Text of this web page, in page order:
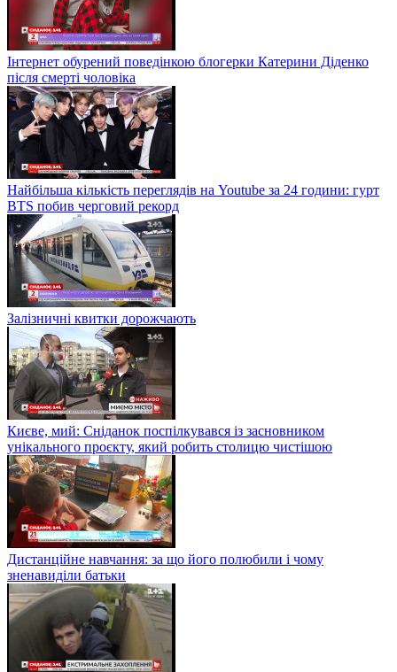
Інтернет обурений поведінкою блогерки Катерини Діденко
після смерті чоловіка
Найбільша кількість переглядів на Youtube за 24 години: гурт
BTS побив черговий рекорд
Залізничні квитки дорожчають
Києве, мий: Сніданок поспілкувався із засновником
унікального проєкту, який робить столицю чистішою
Дистанційне навчання: за що його полюбили і чому
зненавиділи батьки